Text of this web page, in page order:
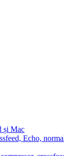
și Mac
Echo,